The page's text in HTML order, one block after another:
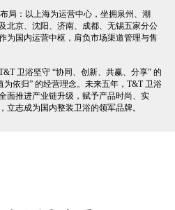
局：以上海为运营中心，坐拥泉州、潮
北京、沈阳、济南、成都、无锡五家分公
为国内运营中枢，肩负市场渠道管理与售
卫浴坚守 “协同、创新、共赢、分享” 的
依归” 的经营理念。未来五年，T&T 卫浴
面推进产业链升级，赋予产品时尚、实
立志成为国内整装卫浴的领军品牌。